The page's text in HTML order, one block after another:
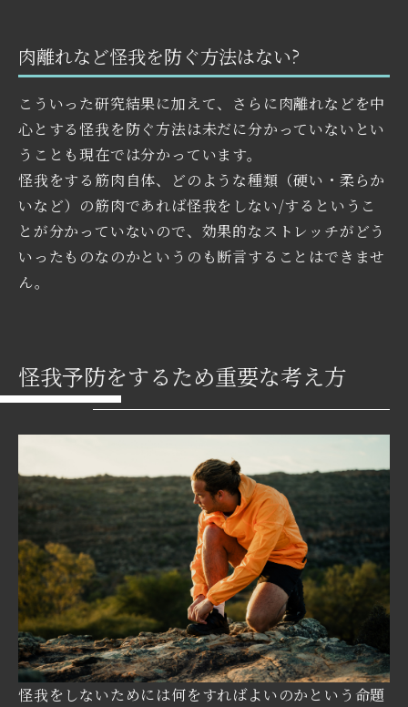
肉離れなど怪我を防ぐ方法はない?
こういった研究結果に加えて、さらに肉離れなどを中
心とする怪我を防ぐ方法は未だに分かっていないとい
うことも現在では分かっています。
怪我をする筋肉自体、どのような種類（硬い・柔らか
いなど）の筋肉であれば怪我をしない/するというこ
とが分かっていないので、効果的なストレッチがどう
いったものなのかというのも断言することはできませ
ん。
怪我予防をするため重要な考え方
怪我をしないためには何をすればよいのかという命題